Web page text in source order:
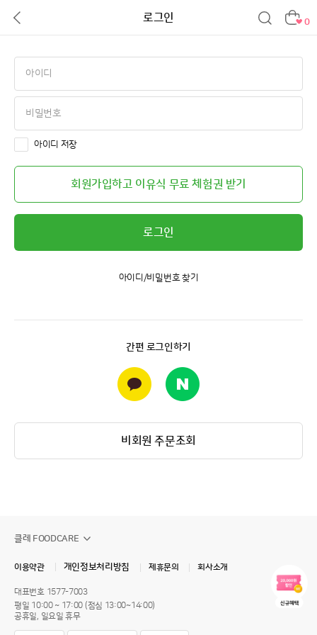
로그인 0
아이디 저장
회원가입하고 이유식 무료 체험권 받기
로그인
아이디/비밀번호 찾기
간편 로그인하기
비회원 주문조회
클레 FOODCARE
이용약관 개인정보처리방침 제휴문의 회사소개
대표번호 1577-7003
평일 10:00 ~ 17:00 (점심 13:00~14:00)
공휴일, 일요일 휴무